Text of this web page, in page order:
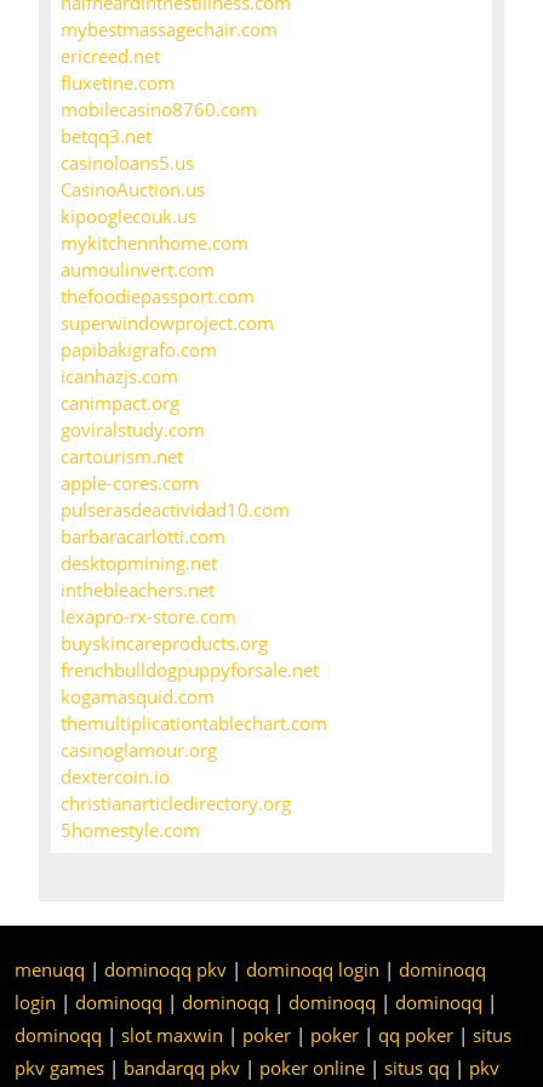
mybestmassagechair.com
ericreed.net
fluxetine.com
mobilecasino8760.com
betqq3.net
casinoloans5.us
CasinoAuction.us
kipooglecouk.us
mykitchennhome.com
aumoulinvert.com
thefoodiepassport.com
superwindowproject.com
papibakigrafo.com
icanhazjs.com
canimpact.org
goviralstudy.com
cartourism.net
apple-cores.com
pulserasdeactividad10.com
barbaracarlotti.com
desktopmining.net
inthebleachers.net
lexapro-rx-store.com
buyskincareproducts.org
frenchbulldogpuppyforsale.net
kogamasquid.com
themultiplicationtablechart.com
casinoglamour.org
dextercoin.io
christianarticledirectory.org
5homestyle.com
menuqq | dominoqq pkv | dominoqq login | dominoqq
login | dominoqq | dominoqq | dominoqq | dominoqq |
dominoqq | slot maxwin | poker | poker | qq poker | situs
pkv games | bandarqq pkv | poker online | situs qq | pkv